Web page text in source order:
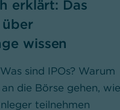
erklärt: Das
wissen
sind IPOs? Warum
die Börse gehen, wie
teilnehmen